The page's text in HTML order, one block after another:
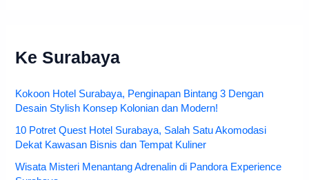
Ke Surabaya
Kokoon Hotel Surabaya, Penginapan Bintang 3 Dengan
Desain Stylish Konsep Kolonian dan Modern!
10 Potret Quest Hotel Surabaya, Salah Satu Akomodasi
Dekat Kawasan Bisnis dan Tempat Kuliner
Wisata Misteri Menantang Adrenalin di Pandora Experience